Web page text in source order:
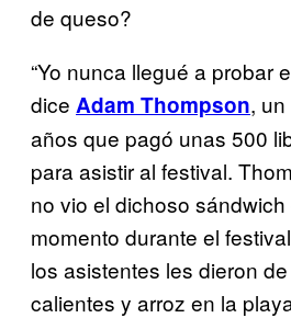
de queso?
“Yo nunca llegué a probar
dice Adam Thompson,
años que pagó unas 500
para asistir al festival.
no vio el dichoso
momento durante el
los asistentes les dieron
calientes y arroz en la